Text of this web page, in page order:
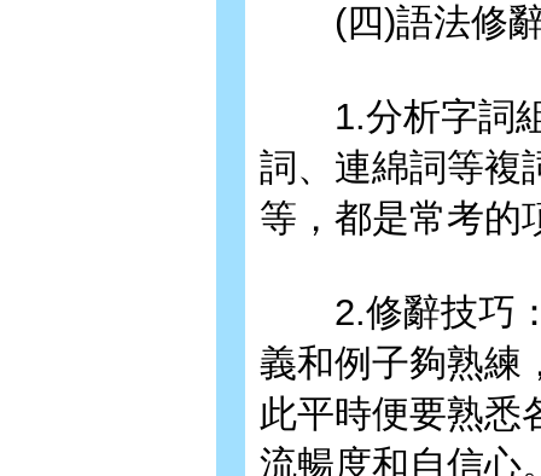
(四)語法修
1.分析字詞組
詞、連綿詞等複
等，都是常考的
2.修辭技巧：
義和例子夠熟練
此平時便要熟悉
流暢度和自信心